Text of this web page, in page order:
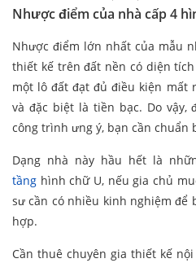
Nhược điểm của nhà cấp 4
Nhược điểm lớn nhất của mẫu
thiết kế trên đất nền có diện
một lô đất đạt đủ điều kiện mất
và đặc biệt là tiền bạc. Do vậy,
công trình ưng ý, bạn cần chuẩn
Dạng nhà này hầu hết là
tầng hình chữ U, nếu gia chủ
sư cần có nhiều kinh nghiệm để
hợp.
Cần thuê chuyên gia thiết kế